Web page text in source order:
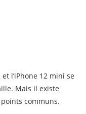
l’iPhone 12 mini se
Mais il existe
communs.